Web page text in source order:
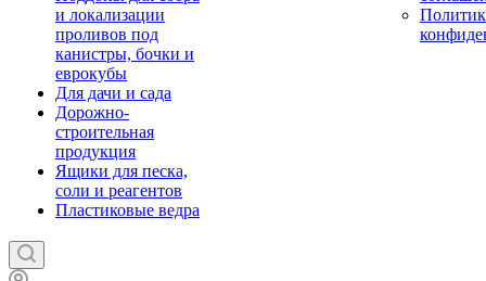
и локализации
проливов под
канистры, бочки и
еврокубы
Для дачи и сада
Дорожно-
строительная
продукция
Ящики для песка,
соли и реагентов
Пластиковые ведра